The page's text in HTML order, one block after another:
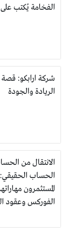
الفخامة يُكتب
شركة ارابكو: قصة
الريادة والجودة
الانتقال من
الحساب
المستثمرون
الفوركس وعقود